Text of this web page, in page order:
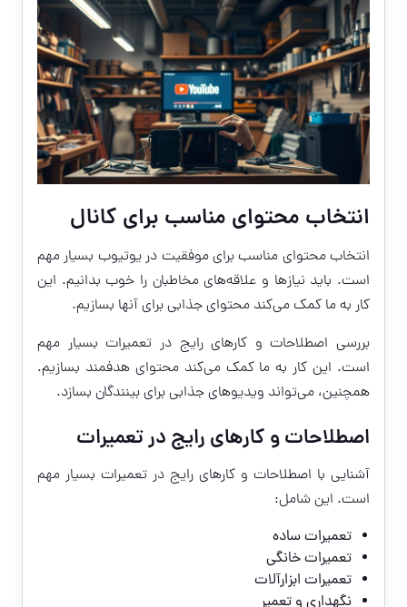
انتخاب محتوای مناسب برای کانال
انتخاب محتوای مناسب برای موفقیت در یوتیوب بسیار مهم
است. باید نیازها و علاقه‌های مخاطبان را خوب بدانیم. این
کار به ما کمک می‌کند محتوای جذابی برای آنها بسازیم.
بررسی اصطلاحات و کارهای رایج در تعمیرات بسیار مهم
است. این کار به ما کمک می‌کند محتوای هدفمند بسازیم.
همچنین، می‌تواند ویدیوهای جذابی برای بینندگان بسازد.
اصطلاحات و کارهای رایج در تعمیرات
آشنایی با اصطلاحات و کارهای رایج در تعمیرات بسیار مهم
است. این شامل:
تعمیرات ساده
تعمیرات خانگی
تعمیرات ابزارآلات
نگهداری و تعمیر